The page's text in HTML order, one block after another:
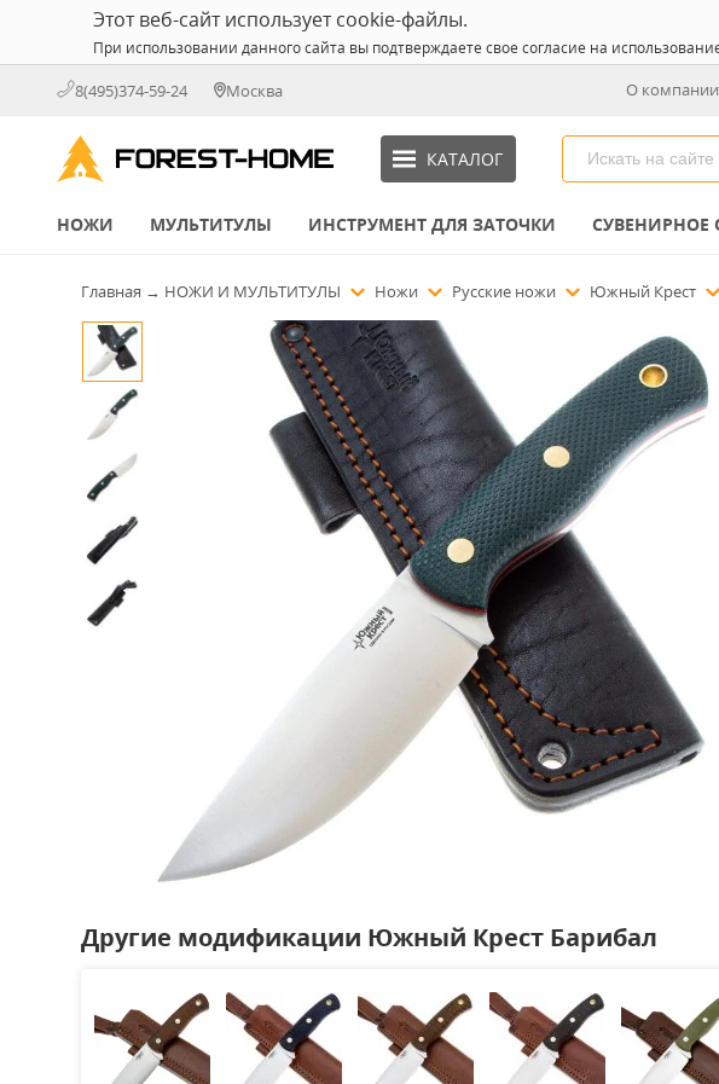
Этот веб-сайт использует cookie-файлы.
При использовании данного сайта вы подтверждаете свое согласие на
8(495)374-59-24 Москва О компании
КАТАЛОГ
НОЖИ МУЛЬТИТУЛЫ ИНСТРУМЕНТ ДЛЯ ЗАТОЧКИ СУВЕНИРНОЕ
Главная → НОЖИ И МУЛЬТИТУЛЫ Ножи Русские ножи Южный Крест
Другие модификации Южный Крест Барибал